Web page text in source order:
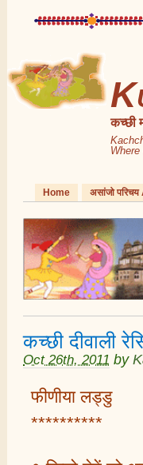
कच्छी
Home असांजो
कच्छी दीवाली
Oct 26th, 2011 by
फीणीया लड्डु
**********